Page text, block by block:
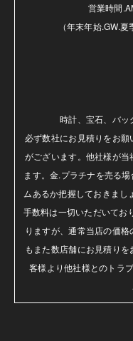
営業時間
（年末年始.GW.
時計、宝石、バッ
必ず数社にお見積りをお
がございます。他社様が
ます。金.プラチナを売る
ムあるか把握しておきまし
手数料は一切いただいてお
りますが、通常当店の価
もまた数店舗にお見積り
客様より他社様とのトラ